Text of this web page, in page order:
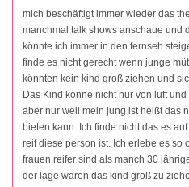
mich beschäftigt immer wieder das
manchmal talk shows anschaue und
könnte ich immer in den fernseh
finde es nicht gerecht wenn junge
könnten kein kind groß ziehen und
Das Kind könne nicht nur von luft
aber nur weil mein jung ist heißt das
bieten kann. Ich finde nicht das es
reif diese person ist. Ich erlebe es so
frauen reifer sind als manch 30
der lage wären das kind groß zu